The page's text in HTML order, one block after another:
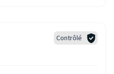
Contrôlé